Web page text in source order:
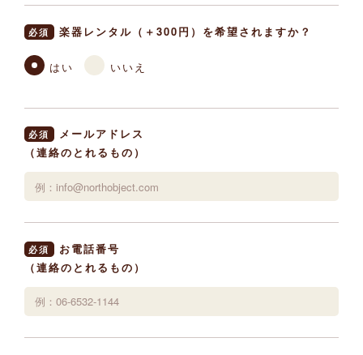
必須 楽器レンタル（＋300円）を希望されますか？
はい いいえ
必須
メールアドレス
（連絡のとれるもの）
必須
お電話番号
（連絡のとれるもの）